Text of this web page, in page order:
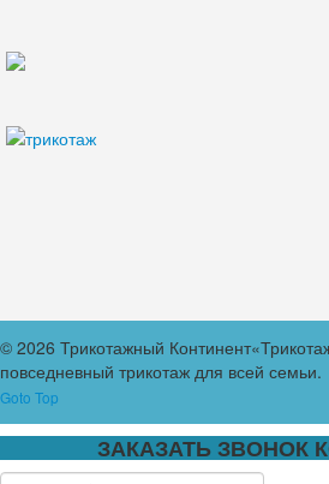
© 2026 Трикотажный Континент
повседневный трикотаж для всей семьи.
Goto Top
ЗАКАЗАТЬ ЗВОНОК